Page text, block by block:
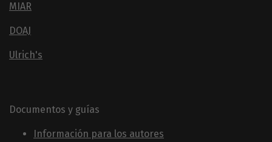
MIAR
DOAJ
Ulrich's
Documentos y guías
Información para los autores